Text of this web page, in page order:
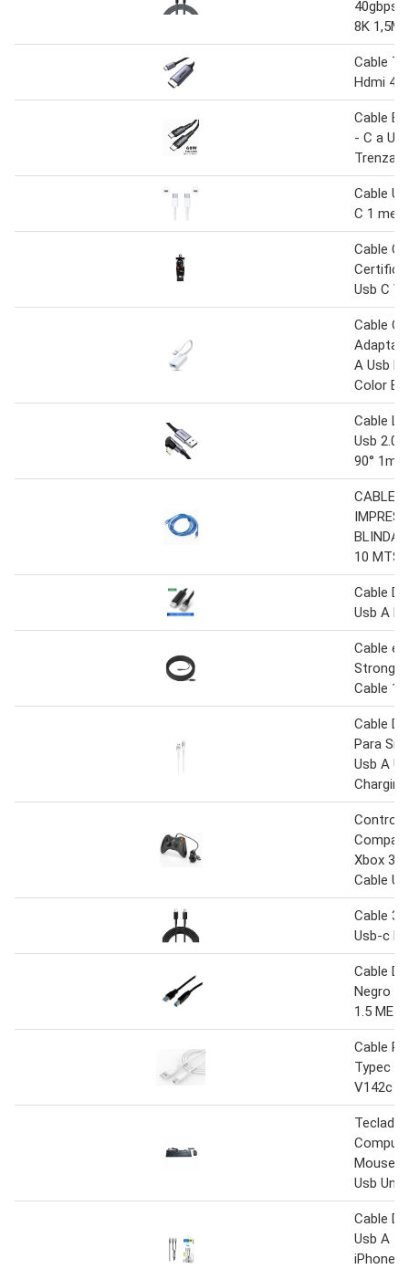
40gbps
8K 1,5M
Cable
Hdmi 4k
Cable
- C a
Cable
C 1
Cable
Usb C
Cable
A Usb
Color
Cable
Usb 2.0
90° 1mt
CABLE
10 MTS
Cable
Usb A
Cable
Strong
Cable
Cable
Para
Usb A
Charging
Control
Xbox
Cable
Cable
Usb-c
Cable
Negro
1.5
Cable
Typec
V142c
Teclado
Mouse
Usb
Cable
Usb A
iPhone